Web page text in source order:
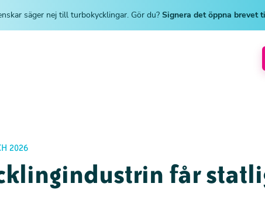
säger nej till turbokycklingar. Gör du? Signera det öppna brevet
2026
får